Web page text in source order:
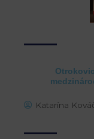
Katarína